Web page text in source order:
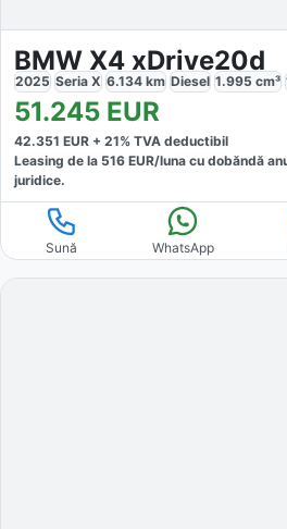
BMW X4 xDrive20d
2025 Seria X 6.134 km Diesel 1.995 cm³
51.245 EUR
42.351 EUR + 21% TVA deductibil
Leasing de la 516 EUR/luna cu dobăndă
juridice.
Sună WhatsApp